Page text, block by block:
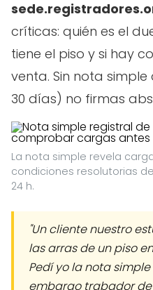
críticas: quién es el
tiene el piso y si hay
venta. Sin nota
30 días) no firmas
La nota simple revela
condiciones resolutorias
24 h.
"Un cliente nuestro
las arras de un piso
Pedí yo la nota
embargo trabador